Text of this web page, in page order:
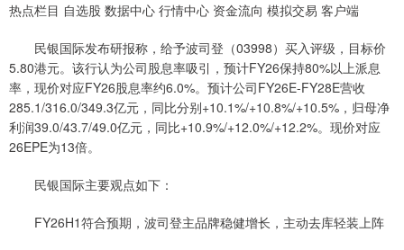
热点栏目 自选股 数据中心 行情中心 资金流向 模拟交易 客户端
民银国际发布研报称，给予波司登（03998）买入评级，目标价
5.80港元。该行认为公司股息率吸引，预计FY26保持80%以上派息
率，现价对应FY26股息率约6.0%。预计公司FY26E-FY28E营收
285.1/316.0/349.3亿元，同比分别+10.1%/+10.8%/+10.5%，归母净
利润39.0/43.7/49.0亿元，同比+10.9%/+12.0%/+12.2%。现价对应
26EPE为13倍。
民银国际主要观点如下：
FY26H1符合预期，波司登主品牌稳健增长，主动去库轻装上阵